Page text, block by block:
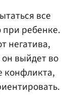
все
ребенке.
негатива,
он выйдет во
конфликта,